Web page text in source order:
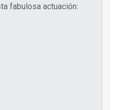
fabulosa actuación: